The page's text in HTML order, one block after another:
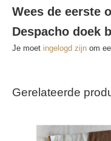
Wees de eerste
Despacho doek
Je moet ingelogd zijn om
Gerelateerde